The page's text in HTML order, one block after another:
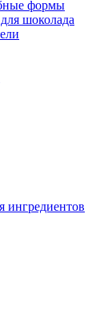
формы
шоколада
ингредиентов